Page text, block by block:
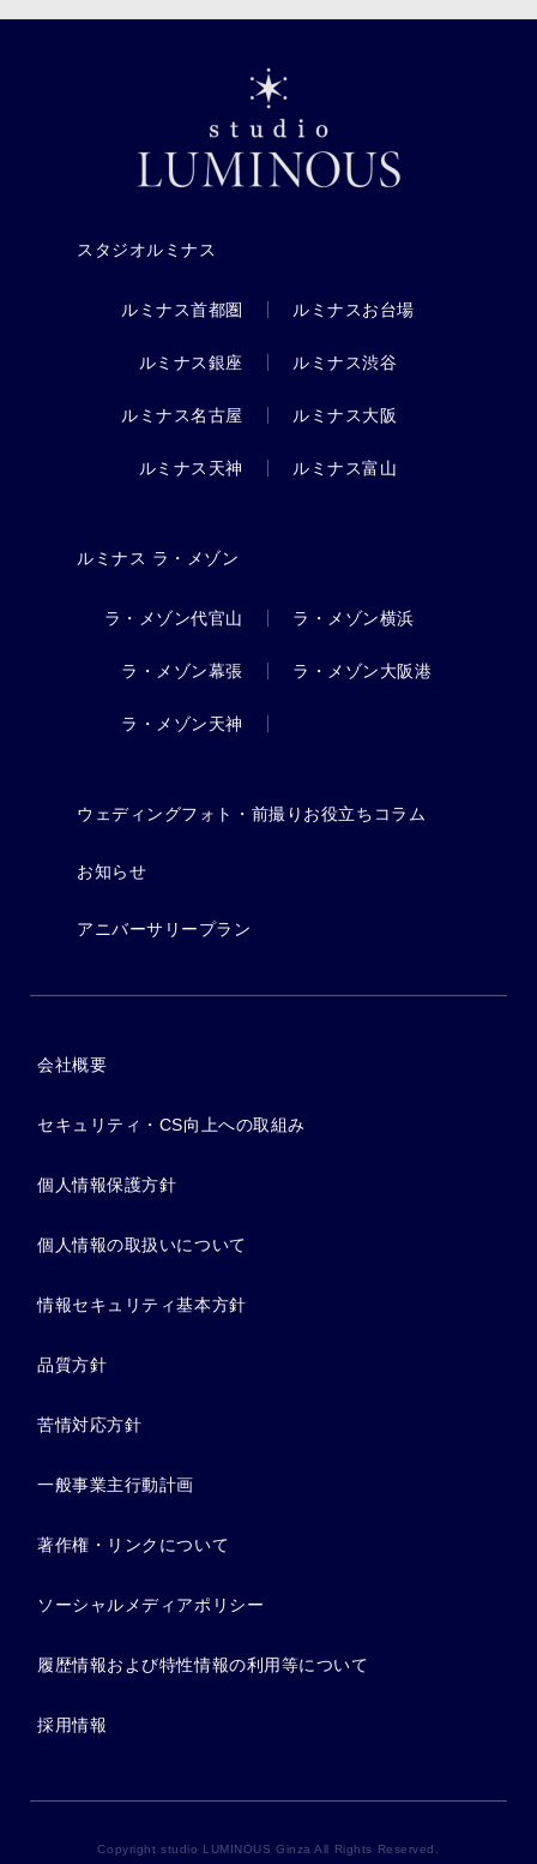
スタジオルミナス
ルミナス首都圏 ルミナスお台場
ルミナス銀座 ルミナス渋谷
ルミナス名古屋 ルミナス大阪
ルミナス天神 ルミナス富山
ルミナス ラ・メゾン
ラ・メゾン代官山 ラ・メゾン横浜
ラ・メゾン幕張 ラ・メゾン大阪港
ラ・メゾン天神
ウェディングフォト・前撮りお役立ちコラム
お知らせ
アニバーサリープラン
会社概要
セキュリティ・CS向上への取組み
個人情報保護方針
個人情報の取扱いについて
情報セキュリティ基本方針
品質方針
苦情対応方針
一般事業主行動計画
著作権・リンクについて
ソーシャルメディアポリシー
履歴情報および特性情報の利用等について
採用情報
Copyright studio LUMINOUS Ginza All Rights Reserved.